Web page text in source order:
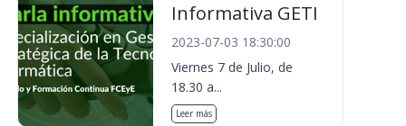
Informativa GETI
2023-07-03 18:30:00
Viernes 7 de Julio, de
18.30 a...
Leer más